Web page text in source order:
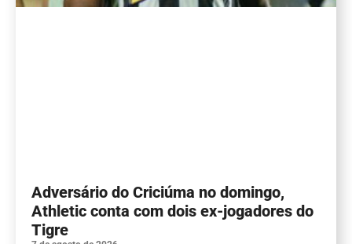
Adversário do Criciúma no domingo,
Athletic conta com dois ex-jogadores do
Tigre